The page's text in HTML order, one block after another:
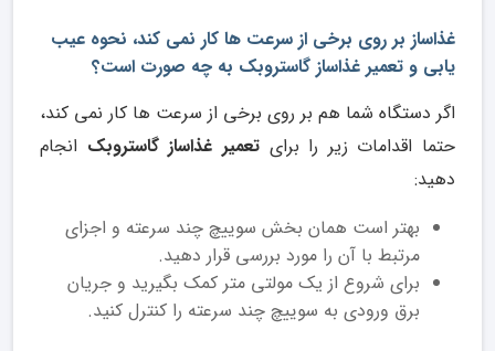
غذاساز بر روی برخی از سرعت ها کار نمی کند، نحوه عیب
یابی و تعمیر غذاساز گاستروبک به چه صورت است؟
اگر دستگاه شما هم بر روی برخی از سرعت ها کار نمی کند،
حتما اقدامات زیر را برایتعمیر غذاساز گاستروبک انجام
دهید:
بهتر است همان بخش سوییچ چند سرعته و اجزای
مرتبط با آن را مورد بررسی قرار دهید.
برای شروع از یک مولتی متر کمک بگیرید و جریان
برق ورودی به سوییچ چند سرعته را کنترل کنید.